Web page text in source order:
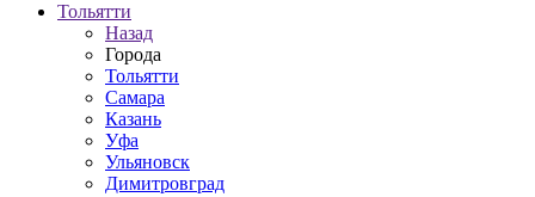
Тольятти
Назад
Города
Тольятти
Самара
Казань
Уфа
Ульяновск
Димитровград